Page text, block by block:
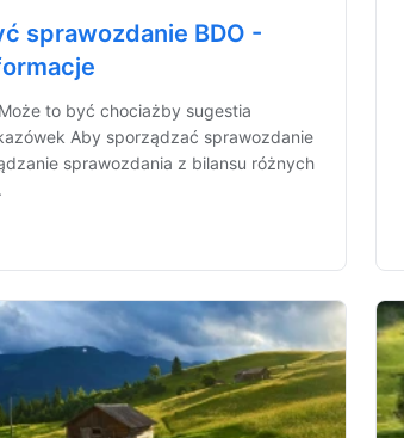
sprawozdanie BDO -
to być chociażby sugestia
Aby sporządzać sprawozdanie
sprawozdania z bilansu różnych